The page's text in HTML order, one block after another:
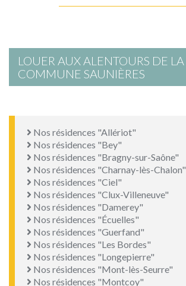
LOUER AUX ALENTOURS DE LA
COMMUNE SAUNIÈRES
Nos résidences "Allériot"
Nos résidences "Bey"
Nos résidences "Bragny-sur-Saône"
Nos résidences "Charnay-lès-Chalon"
Nos résidences "Ciel"
Nos résidences "Clux-Villeneuve"
Nos résidences "Damerey"
Nos résidences "Écuelles"
Nos résidences "Guerfand"
Nos résidences "Les Bordes"
Nos résidences "Longepierre"
Nos résidences "Mont-lès-Seurre"
Nos résidences "Montcoy"